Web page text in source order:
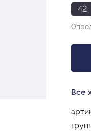
42
Все